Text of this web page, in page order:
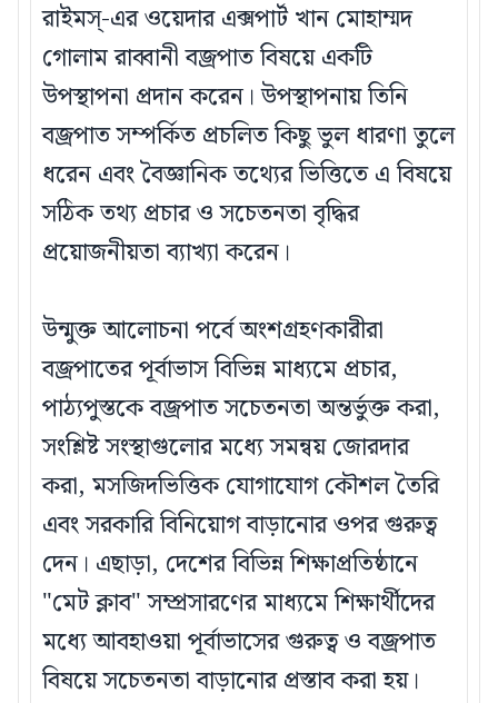
রাইমস্-এর ওয়েদার এক্সপার্ট খান মোহাম্মদ
গোলাম রাব্বানী বজ্রপাত বিষয়ে একটি
উপস্থাপনা প্রদান করেন। উপস্থাপনায় তিনি
বজ্রপাত সম্পর্কিত প্রচলিত কিছু ভুল ধারণা তুলে
ধরেন এবং বৈজ্ঞানিক তথ্যের ভিত্তিতে এ বিষয়ে
সঠিক তথ্য প্রচার ও সচেতনতা বৃদ্ধির
প্রয়োজনীয়তা ব্যাখ্যা করেন।
উন্মুক্ত আলোচনা পর্বে অংশগ্রহণকারীরা
বজ্রপাতের পূর্বাভাস বিভিন্ন মাধ্যমে প্রচার,
পাঠ্যপুস্তকে বজ্রপাত সচেতনতা অন্তর্ভুক্ত করা,
সংশ্লিষ্ট সংস্থাগুলোর মধ্যে সমন্বয় জোরদার
করা, মসজিদভিত্তিক যোগাযোগ কৌশল তৈরি
এবং সরকারি বিনিয়োগ বাড়ানোর ওপর গুরুত্ব
দেন। এছাড়া, দেশের বিভিন্ন শিক্ষাপ্রতিষ্ঠানে
"মেট ক্লাব" সম্প্রসারণের মাধ্যমে শিক্ষার্থীদের
মধ্যে আবহাওয়া পূর্বাভাসের গুরুত্ব ও বজ্রপাত
বিষয়ে সচেতনতা বাড়ানোর প্রস্তাব করা হয়।